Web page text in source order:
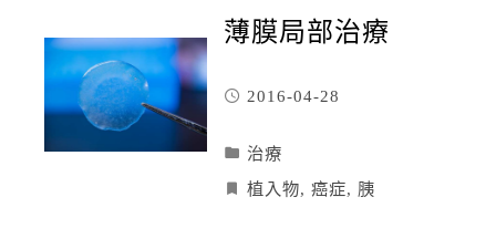
薄膜局部治療
2016-04-28
治療
植入物, 癌症, 胰